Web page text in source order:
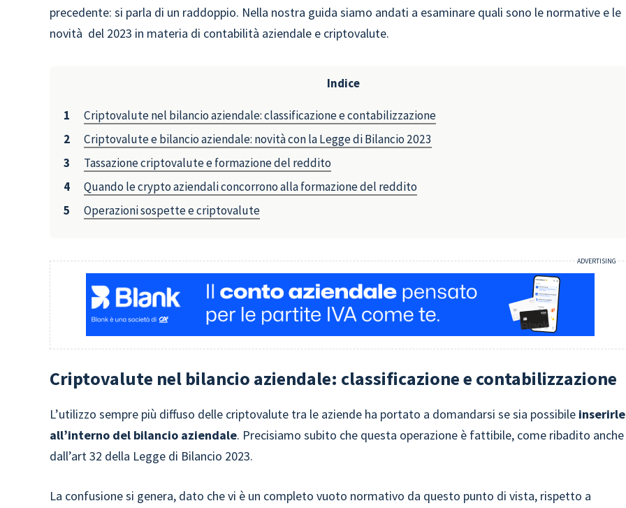
precedente: si parla di un raddoppio. Nella nostra guida siamo andati a esaminare quali sono le normative e le
novità del 2023 in materia di contabilità aziendale e criptovalute.
Indice
Criptovalute nel bilancio aziendale: classificazione e contabilizzazione
Criptovalute e bilancio aziendale: novità con la Legge di Bilancio 2023
Tassazione criptovalute e formazione del reddito
Quando le crypto aziendali concorrono alla formazione del reddito
Operazioni sospette e criptovalute
Criptovalute nel bilancio aziendale: classificazione e contabilizzazione
L’utilizzo sempre più diffuso delle criptovalute tra le aziende ha portato a domandarsi se sia possibile inserirle
all’interno del bilancio aziendale. Precisiamo subito che questa operazione è fattibile, come ribadito anche
dall’art 32 della Legge di Bilancio 2023.
La confusione si genera, dato che vi è un completo vuoto normativo da questo punto di vista, rispetto a